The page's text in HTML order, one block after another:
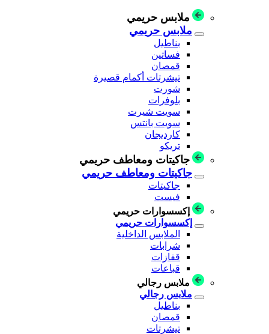
ملابس حريمي
ملابس حريمي
بناطيل
فساتين
قمصان
تيشرتات أكمام قصيرة
شورت
بلوفرات
سويت شيرت
سويت بانتس
كارديجان
تريكو
جاكيتات ومعاطف حريمي
جاكيتات ومعاطف حريمي
جاكيتات
فيست
إكسسوارات حريمي
إكسسوارات حريمي
الملابس الداخلية
شرابات
قفازات
قباعات
ملابس رجالي
ملابس رجالي
بناطيل
قمصان
تيشرتات